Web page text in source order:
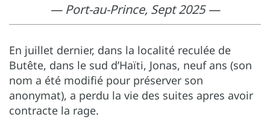
— Port-au-Prince, Sept 2025 —
En juillet dernier, dans la localité reculée de
Butête, dans le sud d’Haïti, Jonas, neuf ans (son
nom a été modifié pour préserver son
anonymat), a perdu la vie des suites apres avoir
contracte la rage.